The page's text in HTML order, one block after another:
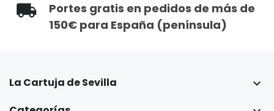
Portes gratis en pedidos de más de
150€ para España (península)
La Cartuja de Sevilla 